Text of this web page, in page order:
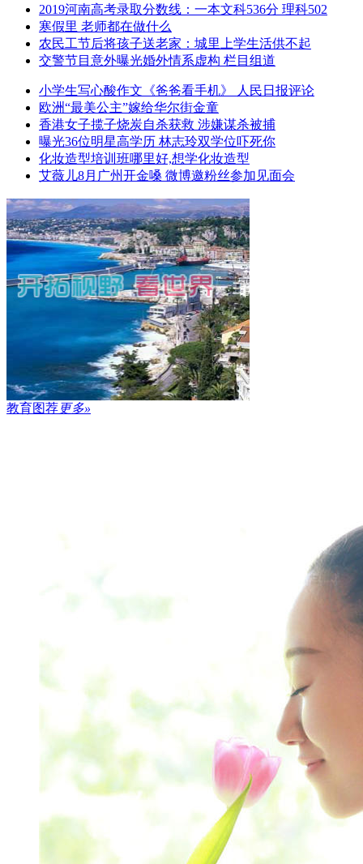
2019河南高考录取分数线：一本文科536分 理科502
寒假里 老师都在做什么
农民工节后将孩子送老家：城里上学生活供不起
交警节目意外曝光婚外情系虚构 栏目组道
小学生写心酸作文《爸爸看手机》 人民日报评论
欧洲“最美公主”嫁给华尔街金童
香港女子揽子烧炭自杀获救 涉嫌谋杀被捕
曝光36位明星高学历 林志玲双学位吓死你
化妆造型培训班哪里好,想学化妆造型
艾薇儿8月广州开金嗓 微博邀粉丝参加见面会
教育图荐更多»